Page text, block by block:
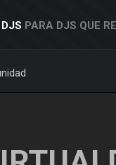
PARA DJS QUE